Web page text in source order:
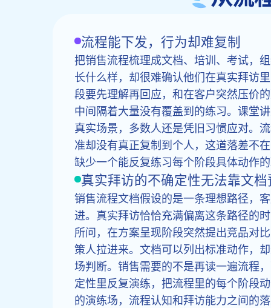
流程能下发，行为却难复制
把销售流程梳理成文档、培训、考试，
长什么样，却很难确认他们在真实拜访
段要先理解再回应，和在客户突然压价
中间隔着大量没有覆盖到的练习。课堂
真实场景，多数人还是凭旧习惯应对。
准却没有真正复制到个人，这道落差不
缺少一个能反复练习每个阶段具体动作
真实拜访的不确定性无法靠文
销售流程文档假设的是一条理想路径，
进。真实拜访恰恰充满偏离这条路径的
所问，在方案呈现阶段突然提出竞品对
策人拉进来。文档可以列出标准动作，
场判断。销售需要的不是再读一遍流程
定性里反复演练，把流程里的每个阶段
的演练场，流程认知和拜访能力之间的